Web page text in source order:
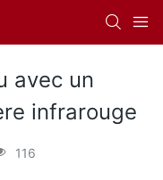
avec un
infrarouge
116